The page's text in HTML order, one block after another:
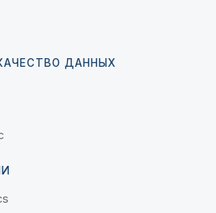
ДАННЫХ